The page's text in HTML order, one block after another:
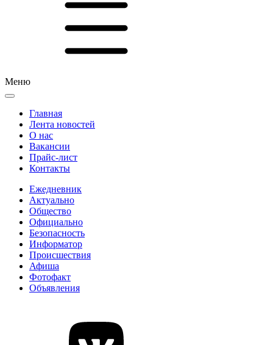
Меню
Главная
Лента новостей
О нас
Вакансии
Прайс-лист
Контакты
Ежедневник
Актуально
Общество
Официально
Безопасность
Информатор
Происшествия
Афиша
Фотофакт
Объявления